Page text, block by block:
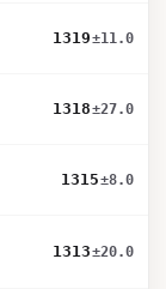
1319±11.0
1318±27.0
1315±8.0
1313±20.0